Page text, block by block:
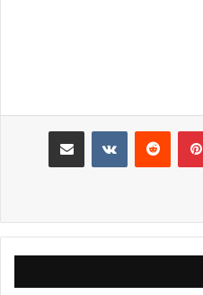
بينتيريست